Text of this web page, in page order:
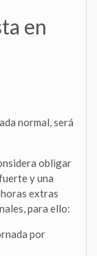
en
normal, será
obligar
y una
extras
para ello:
por